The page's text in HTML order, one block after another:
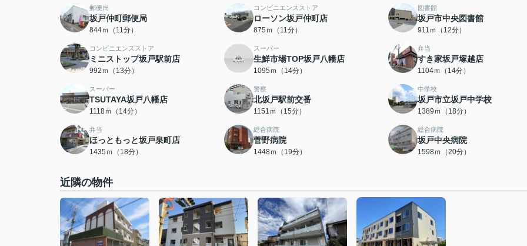
郵便局
坂戸仲町郵便局
844ｍ（11分）
コンビニエンスストア
ローソン坂戸仲町店
875ｍ（11分）
図書館
坂戸市中央図書館
911ｍ（12分）
コンビニエンスストア
ミニストップ坂戸駅前店
992ｍ（13分）
スーパー
生鮮市場TOP坂戸八幡店
1095ｍ（14分）
弁当
すき家坂戸塚越店
1104ｍ（14分）
スーパー
TSUTAYA坂戸八幡店
1118ｍ（14分）
警察
北坂戸駅前交番
1151ｍ（15分）
中学校
坂戸市立坂戸中学校
1389ｍ（18分）
弁当
ほっともっと坂戸泉町店
1435ｍ（18分）
総合病院
菅野病院
1448ｍ（19分）
総合病院
坂戸中央病院
1598ｍ（20分）
近隣の物件